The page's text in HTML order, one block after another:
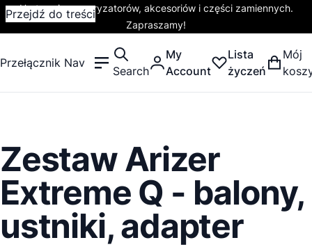
Przejdź do treści
Hurtownia waporyzatorów, akcesoriów i części zamiennych.
Zapraszamy!
Przełącznik Nav
Search
My
Account
Lista
życzeń
Mój
Zestaw Arizer
Extreme Q - balony,
ustniki, adapter